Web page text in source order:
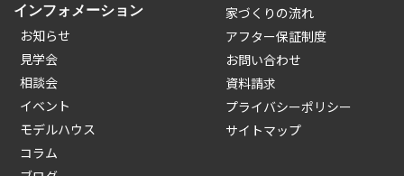
インフォメーション
お知らせ
見学会
相談会
イベント
モデルハウス
コラム
家づくりの流れ
アフター保証制度
お問い合わせ
資料請求
プライバシーポリシー
サイトマップ